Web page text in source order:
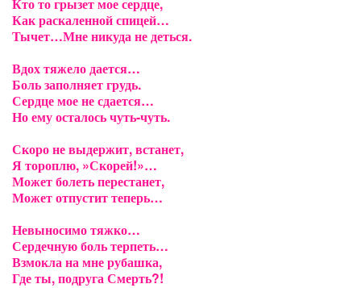
Как раскаленной спицей…
Тычет…Мне никуда не деться.
Вдох тяжело дается…
Боль заполняет грудь.
Сердце мое не сдается…
Но ему осталось чуть-чуть.
Скоро не выдержит, встанет,
Я тороплю, »Скорей!»…
Может болеть перестанет,
Может отпустит теперь…
Невыносимо тяжко…
Сердечную боль терпеть…
Взмокла на мне рубашка,
Где ты, подруга Смерть?!